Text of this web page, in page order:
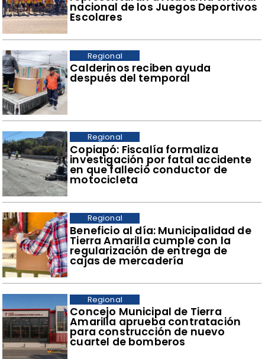
nacional de los Juegos Deportivos
Escolares
​Calderinos reciben ayuda
después del temporal
Regional
​Copiapó: Fiscalía formaliza
investigación por fatal accidente
en que falleció conductor de
motocicleta
Regional
​Beneficio al día: Municipalidad de
Tierra Amarilla cumple con la
regularización de entrega de
cajas de mercadería
Regional
Concejo Municipal de Tierra
Amarilla aprueba contratación
para construcción de nuevo
cuartel de bomberos
Regional